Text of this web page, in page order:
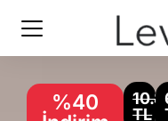
%40
TL